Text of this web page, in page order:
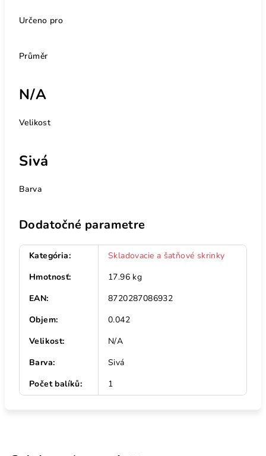
Určeno pro
Průměr
N/A
Velikost
Sivá
Barva
Dodatočné parametre
Kategória:
Skladovacie a šatňové skrinky
Hmotnosť:
17.96 kg
EAN:
8720287086932
Objem:
0.042
Velikost:
N/A
Barva:
Sivá
Počet balíků: 1